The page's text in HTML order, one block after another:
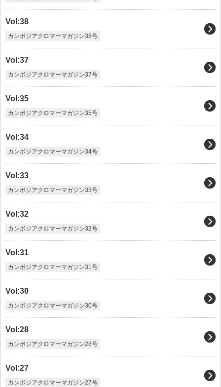
Vol:38
カンボジアクロマーマガジン38号
Vol:37
カンボジアクロマーマガジン37号
Vol:35
カンボジアクロマーマガジン35号
Vol:34
カンボジアクロマーマガジン34号
Vol:33
カンボジアクロマーマガジン33号
Vol:32
カンボジアクロマーマガジン32号
Vol:31
カンボジアクロマーマガジン31号
Vol:30
カンボジアクロマーマガジン30号
Vol:28
カンボジアクロマーマガジン28号
Vol:27
カンボジアクロマーマガジン27号